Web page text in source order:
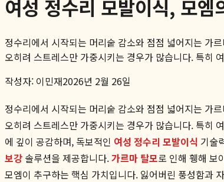
여성 정수리 모발이식, 모
정수리에서 시작되는 머리숱 감소와 점점 넓어지는 가
오히려 스트레스만 가중시키는 경우가 많습니다. 특히
작성자: 이민재2026년 2월 26일
정수리에서 시작되는 머리숱 감소와 점점 넓어지는 가
오히려 스트레스만 가중시키는 경우가 많습니다. 특히
에 깊이 공감하며, 독보적인 여성 정수리 모발이식 기술
보강 솔루션을 제공합니다.가르마 탈모로 인해 휑해 보
모엠이 추구하는 핵심 가치입니다. 잃어버린 풍성함과